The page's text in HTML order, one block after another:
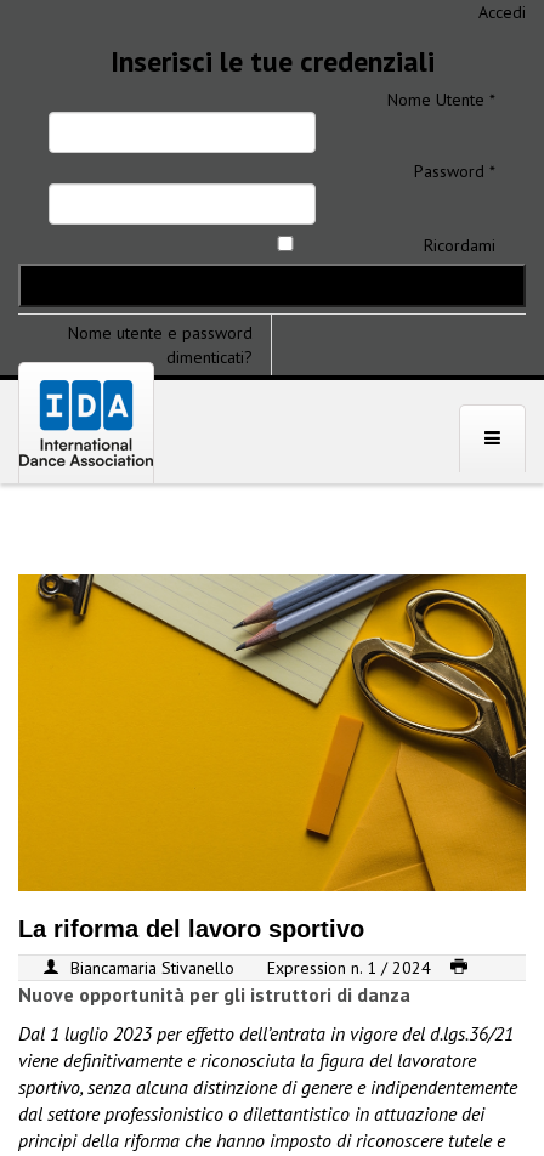
Accedi
Inserisci le tue credenziali
Nome Utente *
Password *
Ricordami
Nome utente e password
dimenticati?
La riforma del lavoro sportivo
Biancamaria Stivanello Expression n. 1 / 2024
Nuove opportunità per gli istruttori di danza
Dal 1 luglio 2023 per effetto dell’entrata in vigore del d.lgs.36/21
viene definitivamente e riconosciuta la figura del lavoratore
sportivo, senza alcuna distinzione di genere e indipendentemente
dal settore professionistico o dilettantistico in attuazione dei
principi della riforma che hanno imposto di riconoscere tutele e